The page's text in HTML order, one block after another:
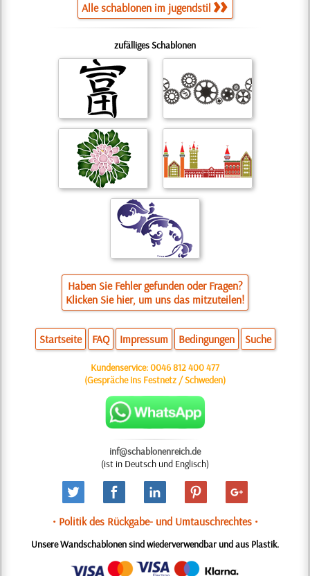
Alle schablonen im jugendstil
zufälliges Schablonen
Haben Sie Fehler gefunden oder Fragen?
Klicken Sie hier, um uns das mitzuteilen!
Startseite FAQ Impressum Bedingungen Suche
Kundenservice:0046 812 400 477
(Gespräche ins Festnetz / Schweden)
inf@schablonenreich.de
(ist in Deutsch und Englisch)
• Politik des Rückgabe- und Umtauschrechtes •
Unsere Wandschablonen sind wiederverwendbar und aus Plastik.